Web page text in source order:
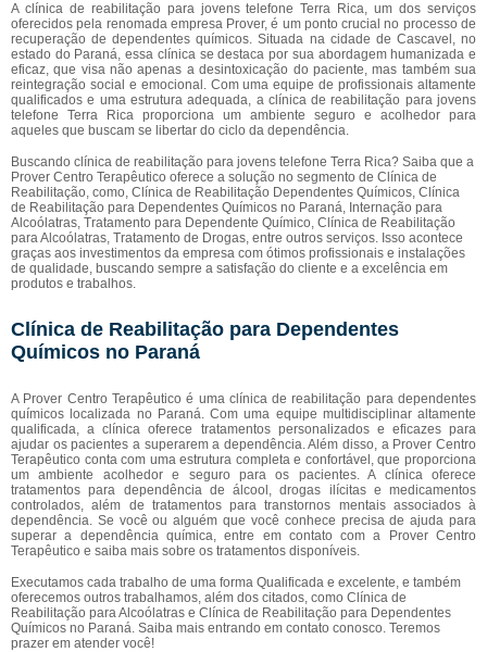
A clínica de reabilitação para jovens telefone Terra Rica, um dos serviços
oferecidos pela renomada empresa Prover, é um ponto crucial no processo de
recuperação de dependentes químicos. Situada na cidade de Cascavel, no
estado do Paraná, essa clínica se destaca por sua abordagem humanizada e
eficaz, que visa não apenas a desintoxicação do paciente, mas também sua
reintegração social e emocional. Com uma equipe de profissionais altamente
qualificados e uma estrutura adequada, a clínica de reabilitação para jovens
telefone Terra Rica proporciona um ambiente seguro e acolhedor para
aqueles que buscam se libertar do ciclo da dependência.
Buscando clínica de reabilitação para jovens telefone Terra Rica? Saiba que a
Prover Centro Terapêutico oferece a solução no segmento de Clínica de
Reabilitação, como, Clínica de Reabilitação Dependentes Químicos, Clínica
de Reabilitação para Dependentes Químicos no Paraná, Internação para
Alcoólatras, Tratamento para Dependente Químico, Clínica de Reabilitação
para Alcoólatras, Tratamento de Drogas, entre outros serviços. Isso acontece
graças aos investimentos da empresa com ótimos profissionais e instalações
de qualidade, buscando sempre a satisfação do cliente e a excelência em
produtos e trabalhos.
Clínica de Reabilitação para Dependentes
Químicos no Paraná
A Prover Centro Terapêutico é uma clínica de reabilitação para dependentes
químicos localizada no Paraná. Com uma equipe multidisciplinar altamente
qualificada, a clínica oferece tratamentos personalizados e eficazes para
ajudar os pacientes a superarem a dependência. Além disso, a Prover Centro
Terapêutico conta com uma estrutura completa e confortável, que proporciona
um ambiente acolhedor e seguro para os pacientes. A clínica oferece
tratamentos para dependência de álcool, drogas ilícitas e medicamentos
controlados, além de tratamentos para transtornos mentais associados à
dependência. Se você ou alguém que você conhece precisa de ajuda para
superar a dependência química, entre em contato com a Prover Centro
Terapêutico e saiba mais sobre os tratamentos disponíveis.
Executamos cada trabalho de uma forma Qualificada e excelente, e também
oferecemos outros trabalhamos, além dos citados, como Clínica de
Reabilitação para Alcoólatras e Clínica de Reabilitação para Dependentes
Químicos no Paraná. Saiba mais entrando em contato conosco. Teremos
prazer em atender você!